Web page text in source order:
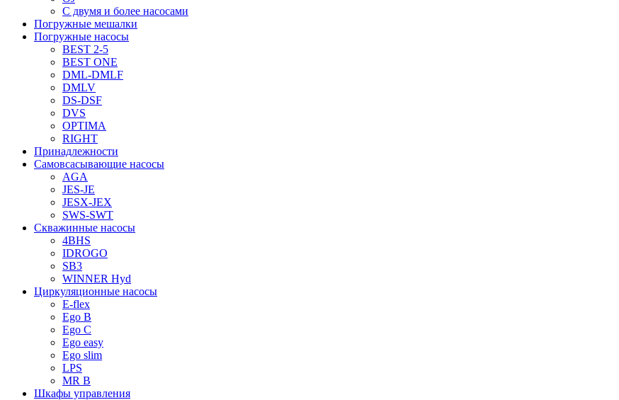
С двумя и более насосами
Погружные мешалки
Погружные насосы
BEST 2-5
BEST ONE
DML-DMLF
DMLV
DS-DSF
DVS
OPTIMA
RIGHT
Принадлежности
Самовсасывающие насосы
AGA
JES-JE
JESX-JEX
SWS-SWT
Скважинные насосы
4BHS
IDROGO
SB3
WINNER Hyd
Циркуляционные насосы
E-flex
Ego B
Ego C
Ego easy
Ego slim
LPS
MR B
Шкафы управления